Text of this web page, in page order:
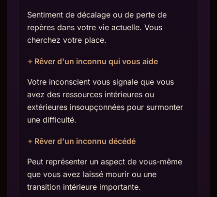
Sentiment de décalage ou de perte de
repères dans votre vie actuelle. Vous
cherchez votre place.
Rêver d'un inconnu qui vous aide
Votre inconscient vous signale que vous
avez des ressources intérieures ou
extérieures insoupçonnées pour surmonter
une difficulté.
Rêver d'un inconnu décédé
Peut représenter un aspect de vous-même
que vous avez laissé mourir ou une
transition intérieure importante.